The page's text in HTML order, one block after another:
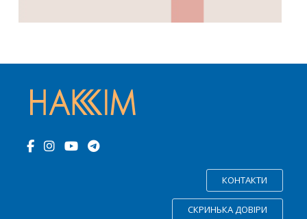
КОНТАКТИ
СКРИНЬКА ДОВІРИ